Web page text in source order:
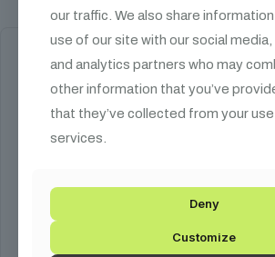
our traffic. We also share
use of our site with our social
and analytics partners who may
other information that you’ve
that they’ve collected from your
services.
Deny
Customize